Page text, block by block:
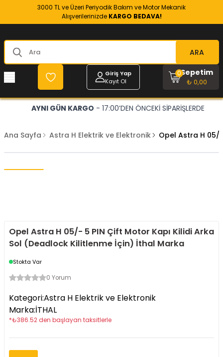
3000 TL ve Üzeri Periyodik Bakım ve Motor Mekanik
Alışverilerinizde KARGO BEDAVA!
ARA
Giriş Yap
Kayıt Ol
Sepetim
₺ 0,00
0
AYNI GÜN KARGO - 17:00’DEN ÖNCEKİ SİPARİŞLERDE
Ana Sayfa Astra H Elektrik ve Elektronik Opel Astra H
Opel Astra H 05/- 5 PIN Çift Motor Kapı Kilidi Arka
Sol (Deadlock Kilitlenme İçin) İthal Marka
Stokta Var
0 Yorum
Kategori:Astra H Elektrik ve Elektronik
Marka:İTHAL
*₺386.52 den başlayan taksitlerle